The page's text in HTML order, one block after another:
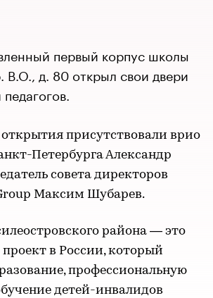
первый корпус школы
В.О., д. 80 открыл свои двери
присутствовали врио
Петербурга Александр
совета директоров
Максим Шубарев.
района — это
в России, который
профессиональную
детей-инвалидов